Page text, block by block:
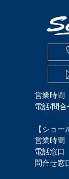
営業時間
電話/問
【ショー
営業時
電話窓
問合せ窓